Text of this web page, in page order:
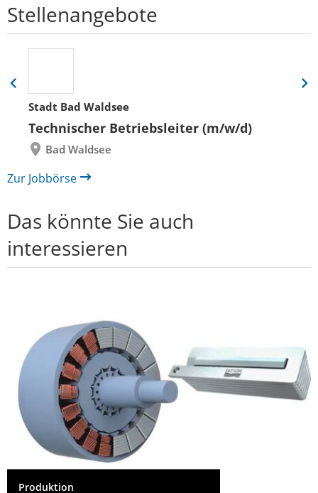
Stellenangebote
Stadt Bad Waldsee
Technischer Betriebsleiter (m/w/d)
Bad Waldsee
Folie
zurück
Eine
Zur Jobbörse
Das könnte Sie auch
interessieren
Produktion